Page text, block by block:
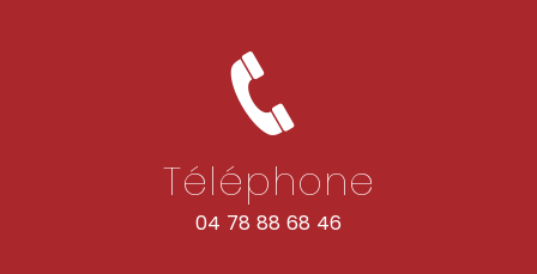
Téléphone
04 78 88 68 46